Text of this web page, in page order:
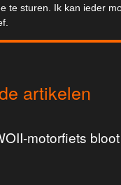
te sturen. Ik kan ieder
artikelen
motorfiets